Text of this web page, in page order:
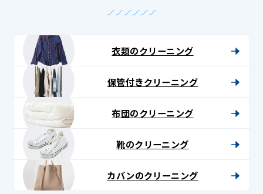
衣類のクリーニング
保管付きクリーニング
布団のクリーニング
靴のクリーニング
カバンのクリーニング